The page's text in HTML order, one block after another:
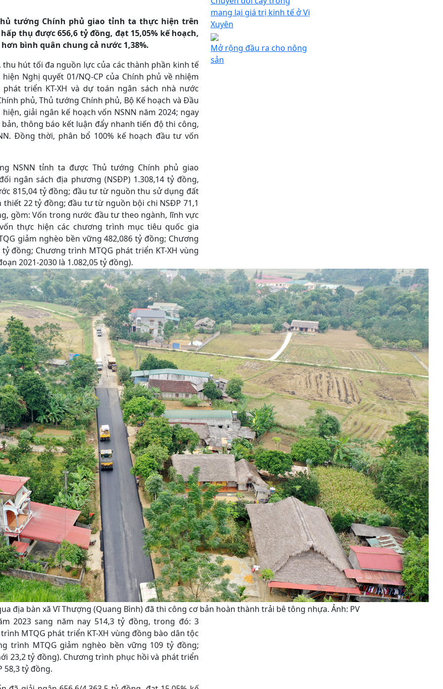
tướng Chính phủ giao tỉnh ta thực hiện trên
thụ được 656,6 tỷ đồng, đạt 15,05% kế hoạch,
bình quân chung cả nước 1,38%.
hút tối đa nguồn lực của các thành phần kinh tế
Nghị quyết 01/NQ-CP của Chính phủ về nhiệm
triển KT-XH và dự toán ngân sách nhà nước
phủ, Thủ tướng Chính phủ, Bộ Kế hoạch và Đầu
giải ngân kế hoạch vốn NSNN năm 2024; ngay
thông báo kết luận đẩy nhanh tiến độ thi công,
Đồng thời, phân bổ 100% kế hoạch đầu tư vốn
NSNN tỉnh ta được Thủ tướng Chính phủ giao
ngân sách địa phương (NSĐP) 1.308,14 tỷ đồng,
815,04 tỷ đồng; đầu tư từ nguồn thu sử dụng đất
22 tỷ đồng; đầu tư từ nguồn bội chi NSĐP 71,1
gồm: Vốn trong nước đầu tư theo ngành, lĩnh vực
thực hiện các chương trình mục tiêu quốc gia
giảm nghèo bền vững 482,086 tỷ đồng; Chương
đồng; Chương trình MTQG phát triển KT-XH vùng
2021-2030 là 1.082,05 tỷ đồng).
địa bàn xã Vĩ Thượng (Quang Bình) đã thi công cơ bản hoàn thành trải bê tông nhựa. Ảnh: PV
2023 sang năm nay 514,3 tỷ đồng, trong đó: 3
MTQG phát triển KT-XH vùng đồng bào dân tộc
trình MTQG giảm nghèo bền vững 109 tỷ đồng;
23,2 tỷ đồng). Chương trình phục hồi và phát triển
58,3 tỷ đồng.
mang lại giá trị kinh tế ở Vị
Xuyên
Mở rộng đầu ra cho nông
sản